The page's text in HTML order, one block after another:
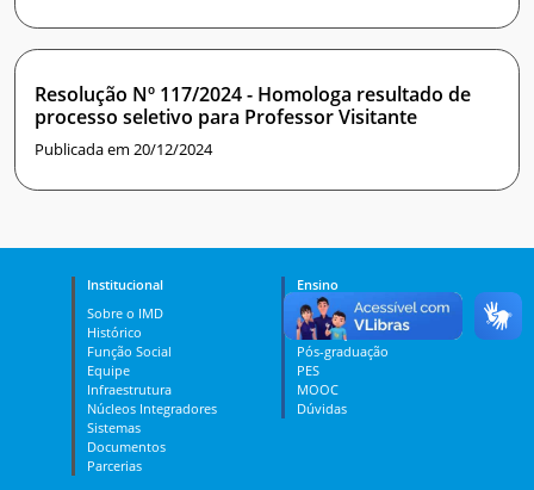
Resolução Nº 117/2024 - Homologa resultado de
processo seletivo para Professor Visitante
Publicada em 20/12/2024
Institucional
Sobre o IMD
Histórico
Função Social
Equipe
Infraestrutura
Núcleos Integradores
Sistemas
Documentos
Parcerias
Ensino
Curso Técnico
Graduação
Pós-graduação
PES
MOOC
Dúvidas